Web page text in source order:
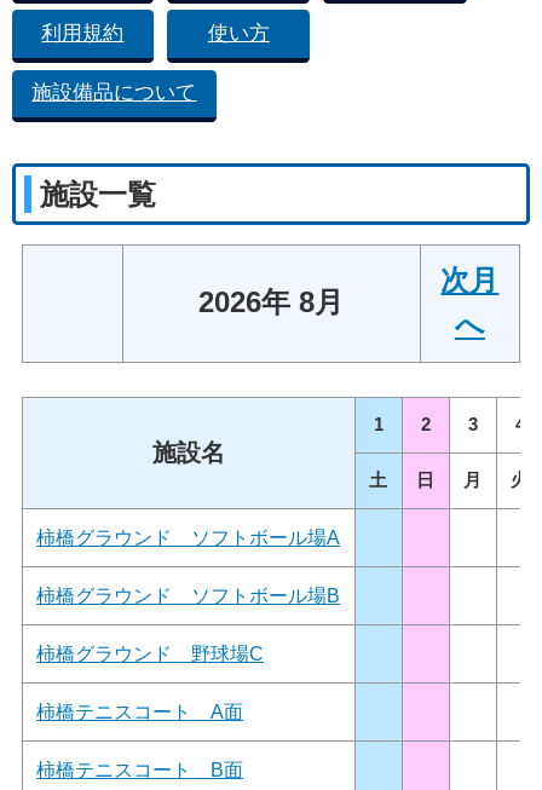
利用規約 使い方
施設備品について
施設一覧
2026年 8月
次月
へ
施設名
1 2 3 4
土 日 月 火
柿橋グラウンド ソフトボール場A
柿橋グラウンド ソフトボール場B
柿橋グラウンド 野球場C
柿橋テニスコート A面
柿橋テニスコート B面